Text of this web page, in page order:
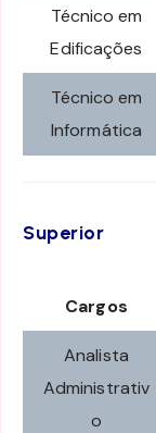
Técnico em
Edificações
Técnico em
Informática
Superior
Cargos
Analista
Administrativ
o